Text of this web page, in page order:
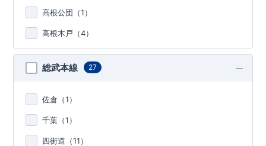
高根公団（1）
高根木戸（4）
総武本線 27
佐倉（1）
千葉（1）
四街道（11）